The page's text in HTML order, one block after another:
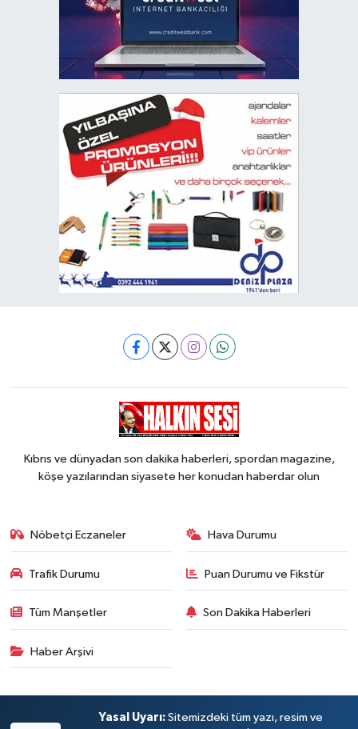
Kıbrıs ve dünyadan son dakika haberleri, spordan magazine,
köşe yazılarından siyasete her konudan haberdar olun
Nöbetçi Eczaneler Hava Durumu
Trafik Durumu Puan Durumu ve Fikstür
Tüm Manşetler Son Dakika Haberleri
Haber Arşivi
Yasal Uyarı: Sitemizdeki tüm yazı, resim ve